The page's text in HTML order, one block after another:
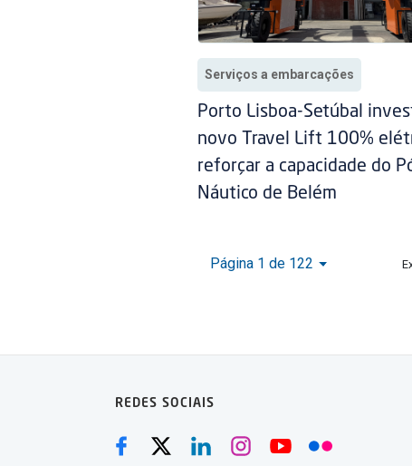
Serviços a embarcações
Porto Lisboa-Setúbal
novo Travel Lift 100%
reforçar a capacidade do
Náutico de Belém
Página 1 de 122
REDES SOCIAIS